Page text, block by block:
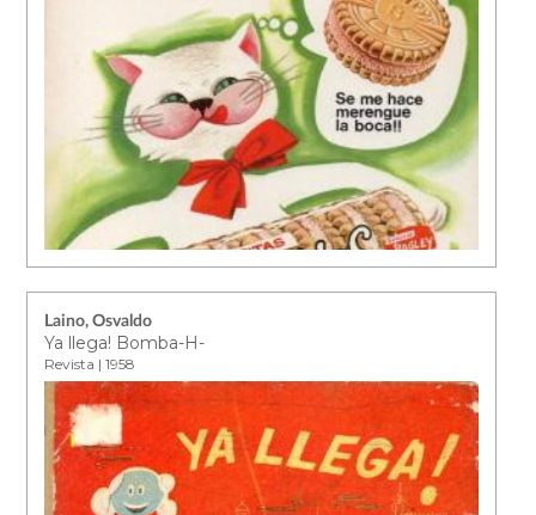
Laino, Osvaldo
Ya llega! Bomba-H-
Revista | 1958